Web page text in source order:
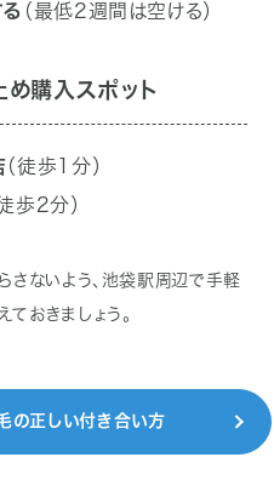
（最低2週間は空ける）
購入スポット
（徒歩1分）
徒歩2分）
さないよう、池袋駅周辺で手軽
おきましょう。
の正しい付き合い方